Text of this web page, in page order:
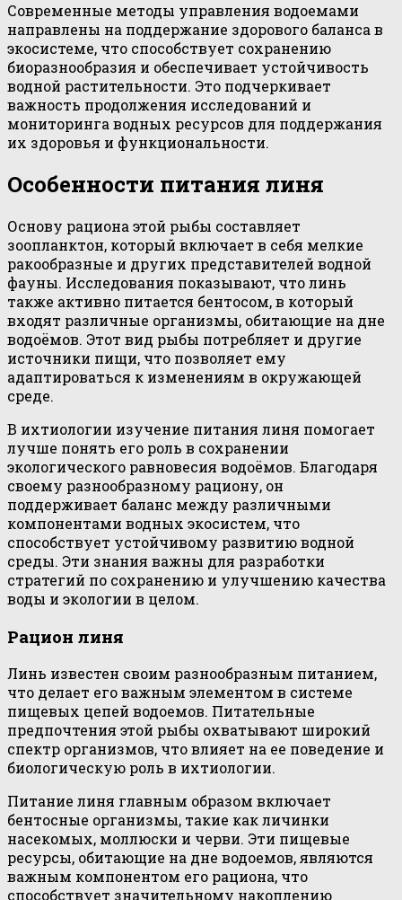
Современные методы управления водоемами
направлены на поддержание здорового баланса в
экосистеме, что способствует сохранению
биоразнообразия и обеспечивает устойчивость
водной растительности. Это подчеркивает
важность продолжения исследований и
мониторинга водных ресурсов для поддержания
их здоровья и функциональности.
Особенности питания линя
Основу рациона этой рыбы составляет
зоопланктон, который включает в себя мелкие
ракообразные и других представителей водной
фауны. Исследования показывают, что линь
также активно питается бентосом, в который
входят различные организмы, обитающие на дне
водоёмов. Этот вид рыбы потребляет и другие
источники пищи, что позволяет ему
адаптироваться к изменениям в окружающей
среде.
В ихтиологии изучение питания линя помогает
лучше понять его роль в сохранении
экологического равновесия водоёмов. Благодаря
своему разнообразному рациону, он
поддерживает баланс между различными
компонентами водных экосистем, что
способствует устойчивому развитию водной
среды. Эти знания важны для разработки
стратегий по сохранению и улучшению качества
воды и экологии в целом.
Рацион линя
Линь известен своим разнообразным питанием,
что делает его важным элементом в системе
пищевых цепей водоемов. Питательные
предпочтения этой рыбы охватывают широкий
спектр организмов, что влияет на ее поведение и
биологическую роль в ихтиологии.
Питание линя главным образом включает
бентосные организмы, такие как личинки
насекомых, моллюски и черви. Эти пищевые
ресурсы, обитающие на дне водоемов, являются
важным компонентом его рациона, что
способствует значительному накоплению